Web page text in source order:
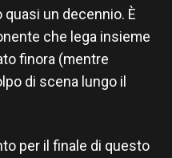
quasi un decennio. È
che lega insieme
finora (mentre
di scena lungo il
per il finale di questo